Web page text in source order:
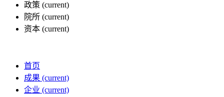
政策 (current)
院所 (current)
资本 (current)
首页
成果 (current)
企业 (current)